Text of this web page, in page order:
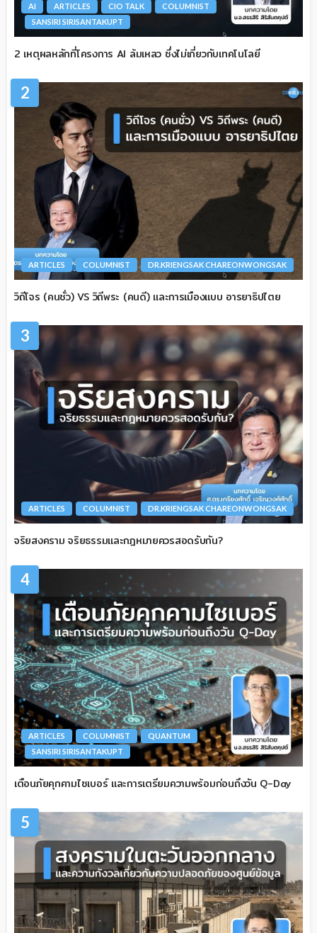
AI ARTICLES CIO TALK
COLUMNIST
SANSIRI SIRISANTAKUPT
2 เหตุผลหลักที่โครงการ AI ล้มเหลว ซึ่งไม่เกี่ยวกับเทคโนโลยี
2
ARTICLES COLUMNIST DR.KRIENGSAK CHAREONWONGSAK
วิถีโจร (คนชั่ว) VS วิถีพระ (คนดี) และการเมืองแบบ อารยาธิปไตย
3
ARTICLES COLUMNIST DR.KRIENGSAK CHAREONWONGSAK
จริยสงคราม จริยธรรมและกฎหมายควรสอดรับกัน?
4
ARTICLES COLUMNIST
QUANTUM
SANSIRI SIRISANTAKUPT
เตือนภัยคุกคามไซเบอร์ และการเตรียมความพร้อมก่อนถึงวัน Q-Day
5